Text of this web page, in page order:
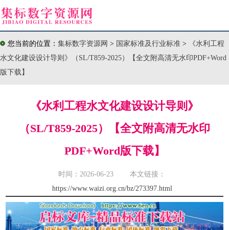
您当前的位置： 集标数字资源网 > 国家标准及行业标准 >
《水利工程
水文化建设设计导则》（SL/T859-2025）【全文附高清无水印PDF+Word
版下载】
《水利工程水文化建设设计导则》
（SL/T859-2025）【全文附高清无水印
PDF+Word版下载】
时间：2026-06-23 本文链接：
https://www.waizi.org.cn/bz/273397.html